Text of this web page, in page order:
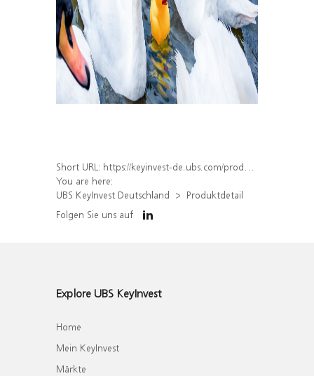
Short URL: https://keyinvest-de.ubs.com/produkt/detail/index/isin/DE000WA7G708
You are here:
UBS KeyInvest Deutschland
Produktdetail
Folgen Sie uns auf
Explore UBS KeyInvest
Home
Mein KeyInvest
Märkte